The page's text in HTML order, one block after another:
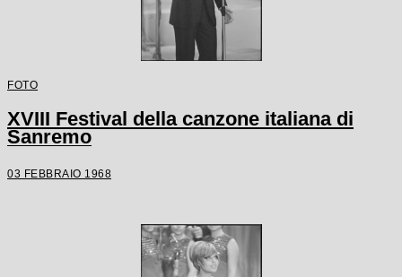
FOTO
XVIII Festival della canzone italiana di
Sanremo
03 FEBBRAIO 1968